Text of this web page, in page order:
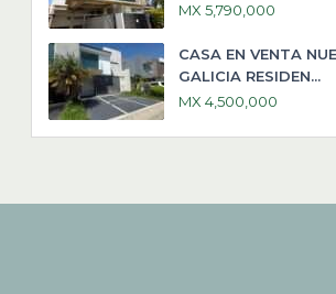
MX 5,790,000
CASA EN VENTA
GALICIA RESIDEN...
MX 4,500,000